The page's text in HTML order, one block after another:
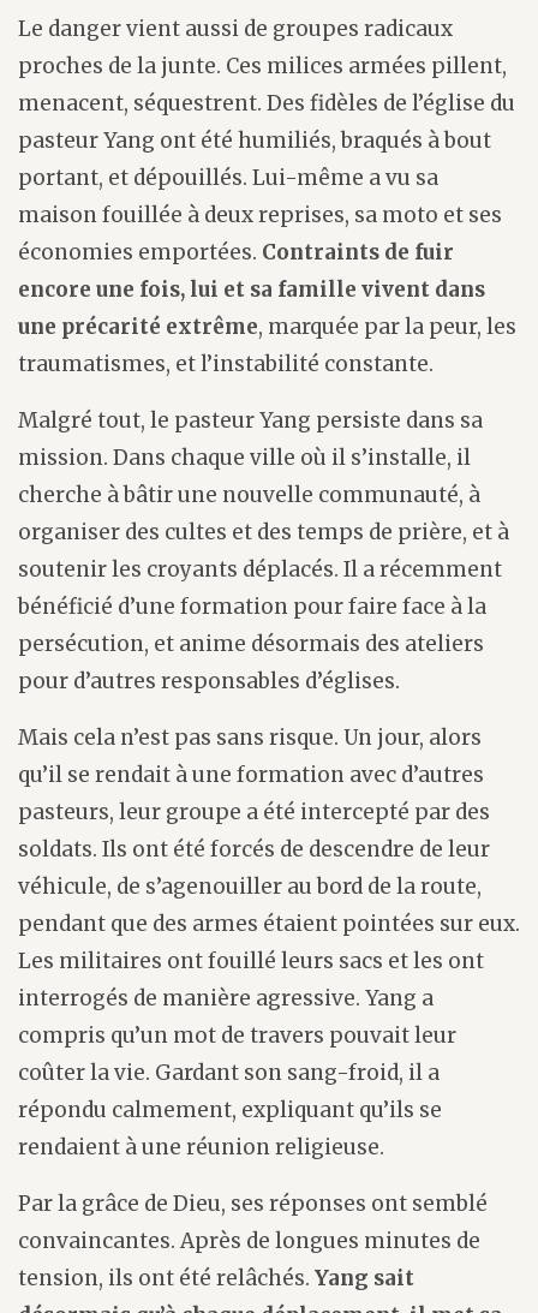
Le danger vient aussi de groupes radicaux
proches de la junte. Ces milices armées pillent,
menacent, séquestrent. Des fidèles de l’église du
pasteur Yang ont été humiliés, braqués à bout
portant, et dépouillés. Lui-même a vu sa
maison fouillée à deux reprises, sa moto et ses
économies emportées. Contraints de fuir
encore une fois, lui et sa famille vivent dans
une précarité extrême, marquée par la peur, les
traumatismes, et l’instabilité constante.
Malgré tout, le pasteur Yang persiste dans sa
mission. Dans chaque ville où il s’installe, il
cherche à bâtir une nouvelle communauté, à
organiser des cultes et des temps de prière, et à
soutenir les croyants déplacés. Il a récemment
bénéficié d’une formation pour faire face à la
persécution, et anime désormais des ateliers
pour d’autres responsables d’églises.
Mais cela n’est pas sans risque. Un jour, alors
qu’il se rendait à une formation avec d’autres
pasteurs, leur groupe a été intercepté par des
soldats. Ils ont été forcés de descendre de leur
véhicule, de s’agenouiller au bord de la route,
pendant que des armes étaient pointées sur eux.
Les militaires ont fouillé leurs sacs et les ont
interrogés de manière agressive. Yang a
compris qu’un mot de travers pouvait leur
coûter la vie. Gardant son sang-froid, il a
répondu calmement, expliquant qu’ils se
rendaient à une réunion religieuse.
Par la grâce de Dieu, ses réponses ont semblé
convaincantes. Après de longues minutes de
tension, ils ont été relâchés. Yang sait